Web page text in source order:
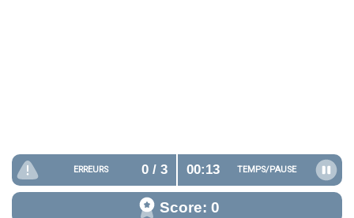
ERREURS 0/ 3 00:13 TEMPS/PAUSE
Score: 0